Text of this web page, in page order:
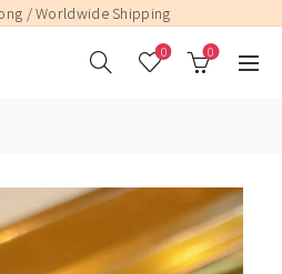
/ Worldwide Shipping
0 0